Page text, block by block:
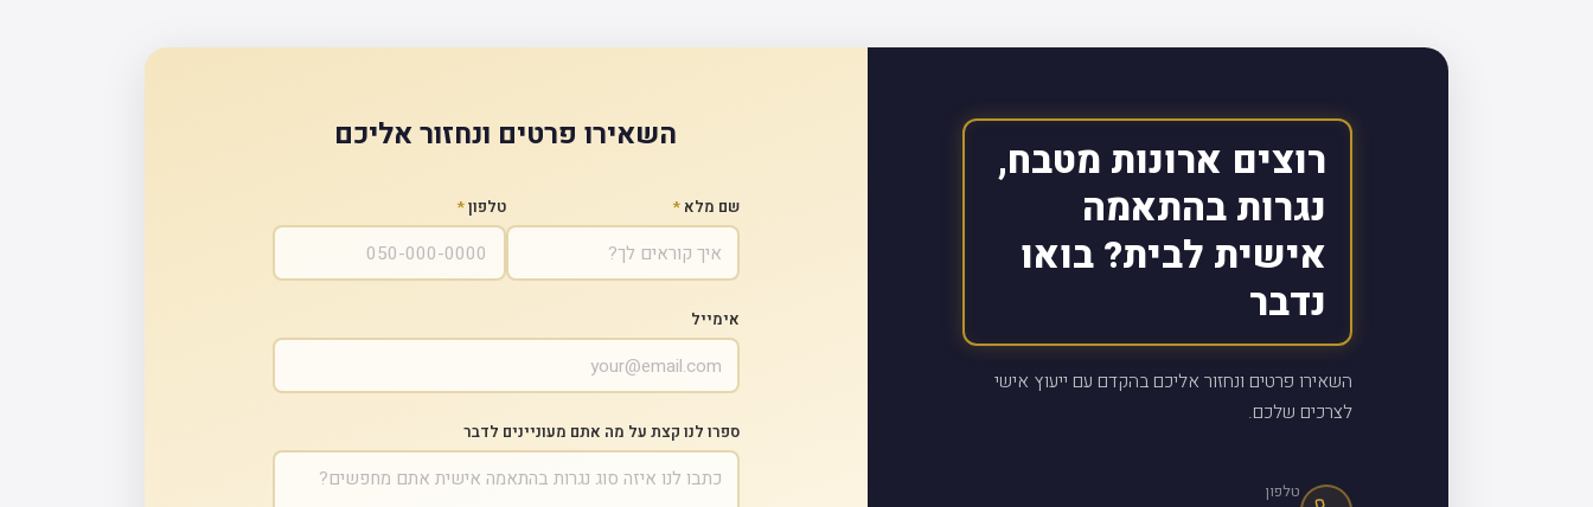
רוצים ארונות מטבח,
נגרות בהתאמה
אישית לבית? בואו
נדבר
השאירו פרטים ונחזור אליכם בהקדם עם ייעוץ אישי
לצרכים שלכם.
טלפון
השאירו פרטים ונחזור אליכם
שם מלא * טלפון*
אימייל
ספרו לנו קצת על מה אתם מעוניינים לדבר